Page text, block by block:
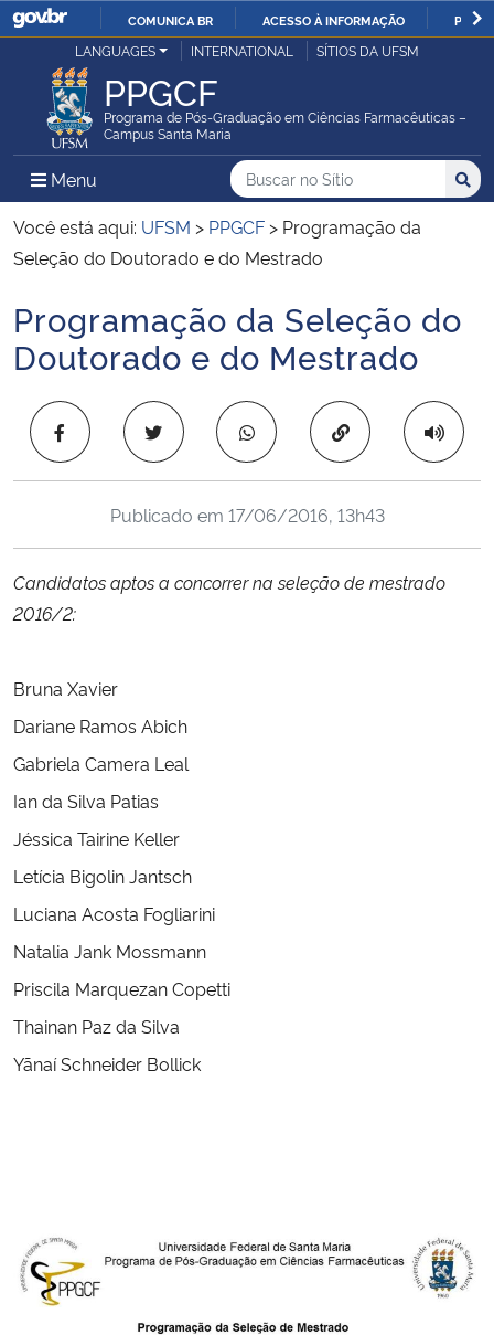
IR
O
COMUNICA BR ACESSO À INFORMAÇÃO
Ministério da Justiça e Segurança Pública
Ministério da Defesa
Ministério das Relações Exteriores
Ministério da Infraestrutura
Ministério da Educação
Ministério da Cidadania
Ministério da Ciência, Tecnologia, Inovações e Comunicações
Ministério do Turismo
Controladoria-Geral da União
Ministério da Mulher, da Família e dos Direitos Humanos
Secretaria-Geral
Banco Central do Brasil
LANGUAGES INTERNATIONAL SÍTIOS DA UFSM
PPGCF
Programa de Pós-Graduação em Ciências Farmacêuticas –
Campus Santa Maria
Menu Menu Principal do Sítio
Busca
Buscar no no Sítio
Busca:
Você está aqui: UFSM > PPGCF > Programação da
Seleção do Doutorado e do Mestrado
Início do conteúdo
Programação da Seleção do
Doutorado e do Mestrado
Copiar para área
Publicado em 17/06/2016, 13h43
Candidatos aptos a concorrer na seleção de mestrado
2016/2:
Bruna Xavier
Dariane Ramos Abich
Gabriela Camera Leal
Ian da Silva Patias
Jéssica Tairine Keller
Letícia Bigolin Jantsch
Luciana Acosta Fogliarini
Natalia Jank Mossmann
Priscila Marquezan Copetti
Thainan Paz da Silva
Yãnaí Schneider Bollick